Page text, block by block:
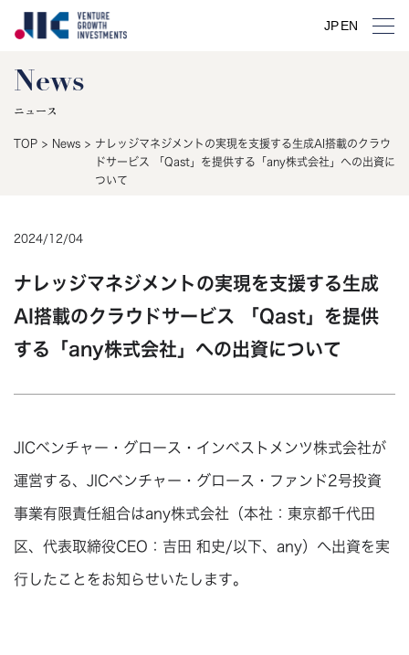
JPEN
News
ニュース
TOP > News > ナレッジマネジメントの実現を支援する生成AI搭載のクラウ
ドサービス 「Qast」を提供する「any株式会社」への出資に
ついて
2024/12/04
ナレッジマネジメントの実現を支援する生成
AI搭載のクラウドサービス 「Qast」を提供
する「any株式会社」への出資について
JICベンチャー・グロース・インベストメンツ株式会社が
運営する、JICベンチャー・グロース・ファンド2号投資
事業有限責任組合はany株式会社（本社：東京都千代田
区、代表取締役CEO：吉田 和史/以下、any）へ出資を実
行したことをお知らせいたします。